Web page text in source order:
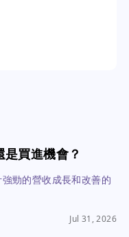
買進機會？
勁的營收成長和改善的
Jul 31, 2026